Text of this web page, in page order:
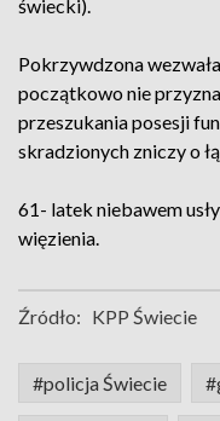
świecki).
Pokrzywdzona
początkowo nie
przeszukania posesji
skradzionych zniczy o
61- latek niebawem
więzienia.
Źródło: KPP Świecie
#policja Świecie